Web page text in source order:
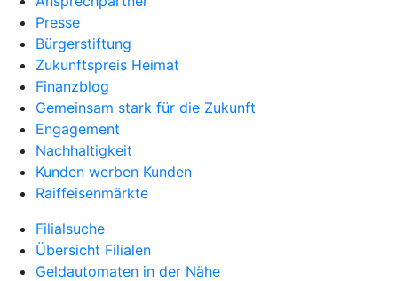
Presse
Bürgerstiftung
Zukunftspreis Heimat
Finanzblog
Gemeinsam stark für die Zukunft
Engagement
Nachhaltigkeit
Kunden werben Kunden
Raiffeisenmärkte
Filialsuche
Übersicht Filialen
Geldautomaten in der Nähe